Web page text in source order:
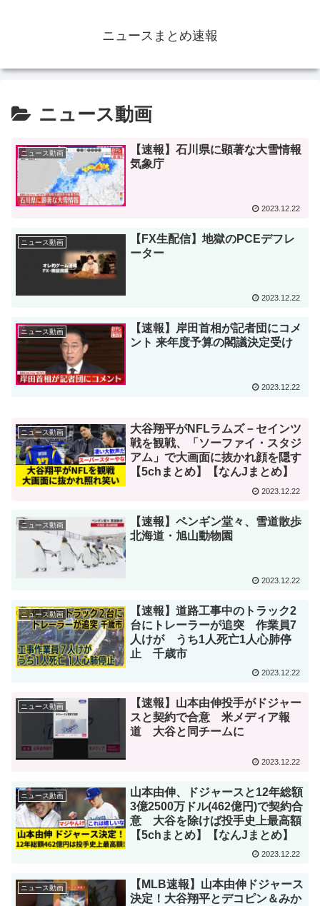
ニュースまとめ速報
ニュース動画
ニュース動画
【速報】石川県に顕著な大雪情報
気象庁
2023.12.22
ニュース動画
【FX生配信】地獄のPCEデフレ
ーター
2023.12.22
ニュース動画
【速報】岸田首相が記者団にコメ
ント 来年度予算の閣議決定受け
2023.12.22
ニュース動画
大谷翔平がNFLラムズ－セインツ
戦を観戦、「ソーファイ・スタジ
アム」で大画面に抜かれ顔を隠す
【5chまとめ】【なんJまとめ】
2023.12.22
ニュース動画
【速報】ペンギン堂々、雪道散歩
北海道・旭山動物園
2023.12.22
ニュース動画
【速報】道路工事中のトラック2
台にトレーラーが追突 作業員7
人けが うち1人死亡1人心肺停
止 千歳市
2023.12.22
ニュース動画
【速報】山本由伸投手がドジャー
スと契約で合意 米メディア報
道 大谷と同チームに
2023.12.22
ニュース動画
山本由伸、ドジャースと12年総額
3億2500万ドル(462億円)で契約合
意 大谷を除けば投手史上最高額
【5chまとめ】【なんJまとめ】
2023.12.22
ニュース動画
【MLB速報】山本由伸ドジャース
決定！大谷翔平とデコピン＆みか